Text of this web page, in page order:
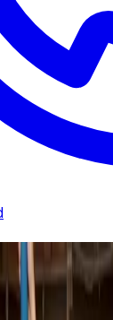
i Ribe